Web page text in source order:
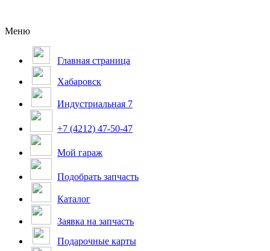
Меню
Главная страница
Хабаровск
Индустриальная 7
+7 (4212) 47-50-47
Мой гараж
Подобрать запчасть
Каталог
Заявка на запчасть
Подарочные карты